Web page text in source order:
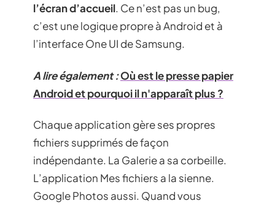
l’écran d’accueil. Ce n’est pas un bug,
c’est une logique propre à Android et à
l’interface One UI de Samsung.
A lire également :Où est le presse papier
Android et pourquoi il n'apparaît plus ?
Chaque application gère ses propres
fichiers supprimés de façon
indépendante. La Galerie a sa corbeille.
L’application Mes fichiers a la sienne.
Google Photos aussi. Quand vous